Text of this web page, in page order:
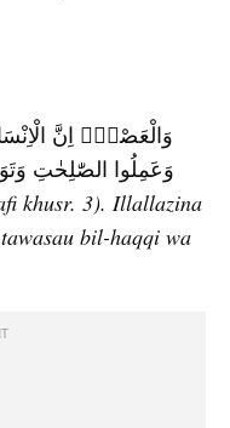
وَعَمِلُوا الصّٰلِحٰتِ
khusr. 3). Illallazina
bil-haqqi wa